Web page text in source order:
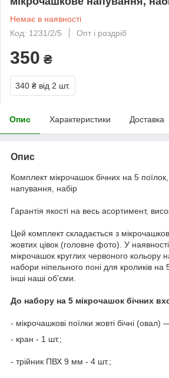
Немає в наявності
Код: 1231/2/5
Опт і роздріб
350 ₴
340 ₴ від 2 шт.
Опис Характеристики Доставка
Опис
Комплект мікрочашок бічних на 5
напування, набір
Гарантія якості на весь асортимент,
Цей комплект складається з
жовтих цівок (головне фото). У
мікрочашок круглих червоного кольору
набори ніпельного поні для кроликів на
інші наші об'єми.
До набору на 5 мікрочашок бічних
- мікрочашкові поїлки жовті бічні (овал)
- кран - 1 шт.;
- трійник ПВХ 9 мм - 4 шт.;